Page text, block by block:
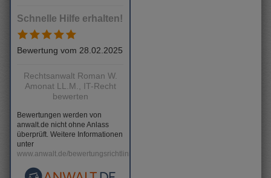
Schnelle Hilfe erhalten!
Bewertung vom 28.02.2025
Rechtsanwalt Roman W.
Amonat LL.M., IT-Recht
bewerten
Bewertungen werden von
anwalt.de nicht ohne Anlass
überprüft. Weitere Informationen
unter
www.anwalt.de/bewertungsrichtlinien